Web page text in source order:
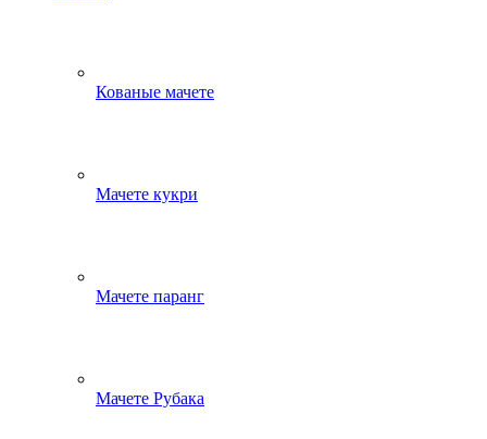
Кованые мачете
Мачете кукри
Мачете паранг
Мачете Рубака